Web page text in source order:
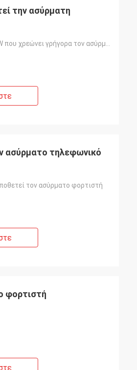
την ασύρματη
ασύρματο τηλεφωνικό
τον ασύρματο φορτιστή
φορτιστή